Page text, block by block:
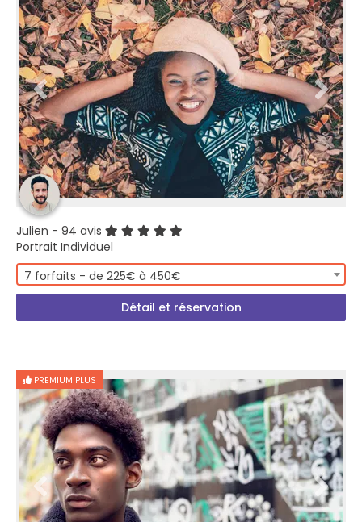
Julien - 94 avis
Portrait Individuel
7 forfaits - de 225€ à 450€
Détail et réservation
PREMIUM PLUS